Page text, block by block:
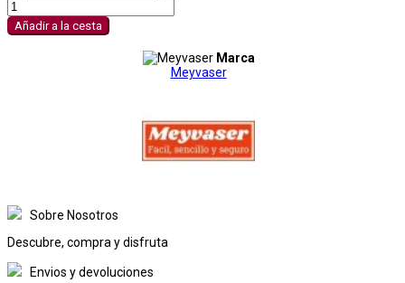
Añadir a la cesta
Marca
Meyvaser
Sobre Nosotros
Descubre, compra y disfruta
Envios y devoluciones